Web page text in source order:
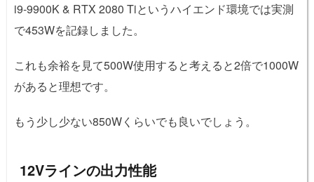
i9-9900K & RTX 2080 Tiというハイエンド環境では実測
で453Wを記録しました。
これも余裕を見て500W使用すると考えると2倍で1000W
があると理想です。
もう少し少ない850Wくらいでも良いでしょう。
12Vラインの出力性能